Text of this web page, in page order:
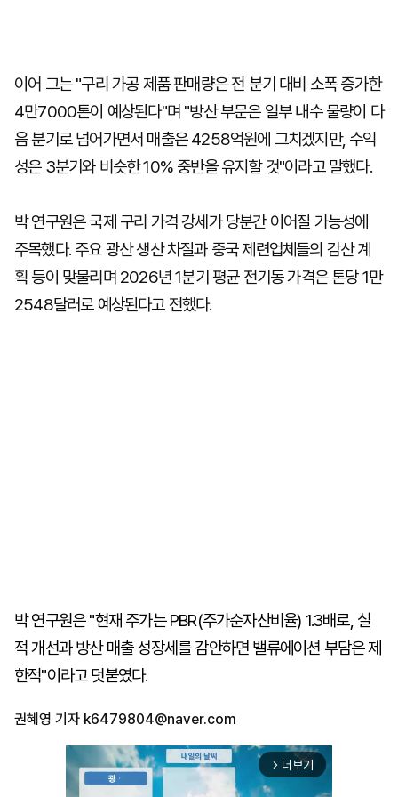
이어 그는 "구리 가공 제품 판매량은 전 분기 대비 소폭 증가한
4만7000톤이 예상된다"며 "방산 부문은 일부 내수 물량이 다
음 분기로 넘어가면서 매출은 4258억원에 그치겠지만, 수익
성은 3분기와 비슷한 10% 중반을 유지할 것"이라고 말했다.
박 연구원은 국제 구리 가격 강세가 당분간 이어질 가능성에
주목했다. 주요 광산 생산 차질과 중국 제련업체들의 감산 계
획 등이 맞물리며 2026년 1분기 평균 전기동 가격은 톤당 1만
2548달러로 예상된다고 전했다.
박 연구원은 "현재 주가는 PBR(주가순자산비율) 1.3배로, 실
적 개선과 방산 매출 성장세를 감안하면 밸류에이션 부담은 제
한적"이라고 덧붙였다.
권혜영 기자 k6479804@naver.com
arrow_forward_ios 더보기